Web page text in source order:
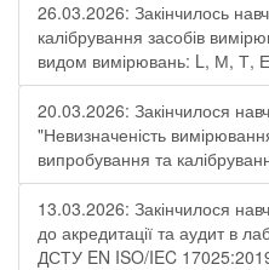
26.03.2026: Закінчилось
калібрування засобів
видом вимірювань: L, М, Т,
20.03.2026: Закінчилося
"Невизначеність
випробування та
13.03.2026: Закінчилося
до акредитації та аудит в
ДСТУ EN ISO/IEC